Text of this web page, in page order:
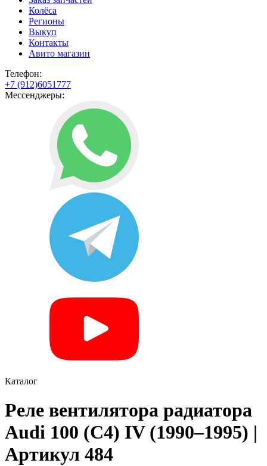
Колёса
Регионы
Выкуп
Контакты
Авито магазин
Телефон:
+7 (912)6051777
Мессенджеры:
Каталог
Реле вентилятора радиатора
Audi 100 (C4) IV (1990–1995) |
Артикул 484